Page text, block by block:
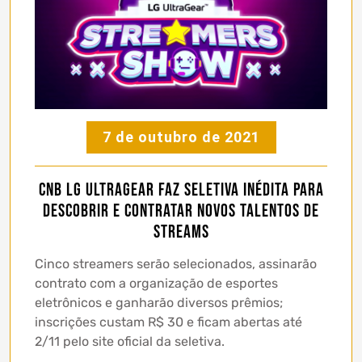
7 de outubro de 2021
CNB LG UltraGear faz seletiva inédita para
descobrir e contratar novos talentos de
streams
Cinco streamers serão selecionados, assinarão
contrato com a organização de esportes
eletrônicos e ganharão diversos prêmios;
inscrições custam R$ 30 e ficam abertas até
2/11 pelo site oficial da seletiva.